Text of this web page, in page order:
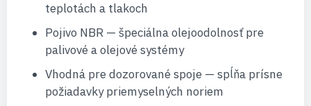
teplotách a tlakoch
Pojivo NBR — špeciálna olejoodolnosť pre
palivové a olejové systémy
Vhodná pre dozorované spoje — spĺňa prísne
požiadavky priemyselných noriem